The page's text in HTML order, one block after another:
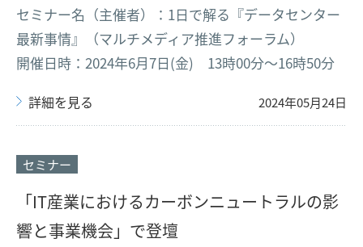
セミナー名（主催者）：1日で解る『データセンター
最新事情』（マルチメディア推進フォーラム）
開催日時：2024年6月7日(金) 13時00分～16時50分
詳細を見る 2024年05月24日
セミナー
「IT産業におけるカーボンニュートラルの影
響と事業機会」で登壇